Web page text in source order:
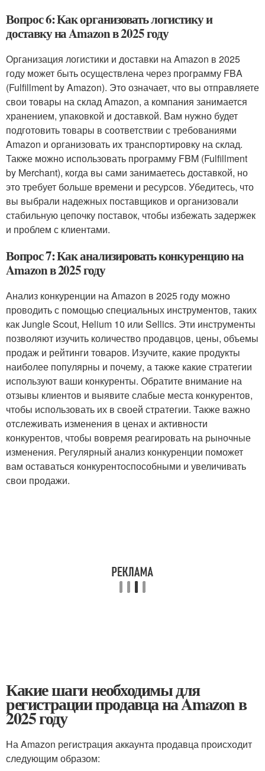
Вопрос 6: Как организовать логистику и
доставку на Amazon в 2025 году
Организация логистики и доставки на Amazon в 2025
году может быть осуществлена через программу FBA
(Fulfillment by Amazon). Это означает, что вы отправляете
свои товары на склад Amazon, а компания занимается
хранением, упаковкой и доставкой. Вам нужно будет
подготовить товары в соответствии с требованиями
Amazon и организовать их транспортировку на склад.
Также можно использовать программу FBM (Fulfillment
by Merchant), когда вы сами занимаетесь доставкой, но
это требует больше времени и ресурсов. Убедитесь, что
вы выбрали надежных поставщиков и организовали
стабильную цепочку поставок, чтобы избежать задержек
и проблем с клиентами.
Вопрос 7: Как анализировать конкуренцию на
Amazon в 2025 году
Анализ конкуренции на Amazon в 2025 году можно
проводить с помощью специальных инструментов, таких
как Jungle Scout, Helium 10 или Sellics. Эти инструменты
позволяют изучить количество продавцов, цены, объемы
продаж и рейтинги товаров. Изучите, какие продукты
наиболее популярны и почему, а также какие стратегии
используют ваши конкуренты. Обратите внимание на
отзывы клиентов и выявите слабые места конкурентов,
чтобы использовать их в своей стратегии. Также важно
отслеживать изменения в ценах и активности
конкурентов, чтобы вовремя реагировать на рыночные
изменения. Регулярный анализ конкуренции поможет
вам оставаться конкурентоспособными и увеличивать
свои продажи.
Какие шаги необходимы для
регистрации продавца на Amazon в
2025 году
На Amazon регистрация аккаунта продавца происходит
следующим образом: